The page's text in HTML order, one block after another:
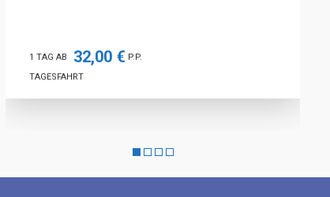
1 TAG AB 32,00 € P.P.
TAGESFAHRT